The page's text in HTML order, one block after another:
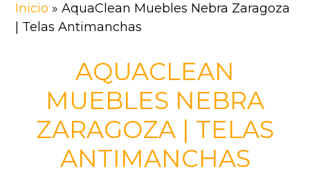
Inicio »AquaClean Muebles Nebra Zaragoza
| Telas Antimanchas
AQUACLEAN
MUEBLES NEBRA
ZARAGOZA | TELAS
ANTIMANCHAS